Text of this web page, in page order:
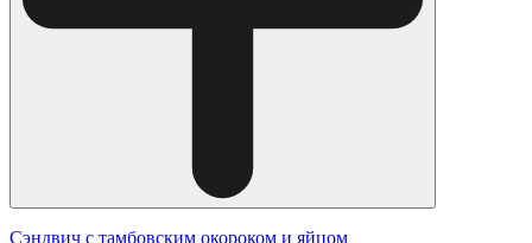
Сэндвич с тамбовским окороком и яйцом